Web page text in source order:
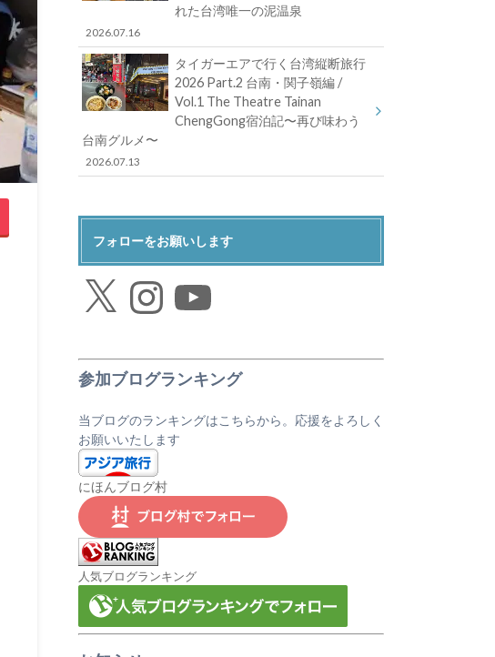
れた台湾唯一の泥温泉
2026.07.16
タイガーエアで行く台湾縦断旅行
2026 Part.2 台南・関子嶺編 /
Vol.1 The Theatre Tainan
ChengGong宿泊記〜再び味わう
台南グルメ〜
2026.07.13
フォローをお願いします
Instagram
参加ブログランキング
当ブログのランキングはこちらから。応援をよろしく
お願いいたします
にほんブログ村
人気ブログランキング